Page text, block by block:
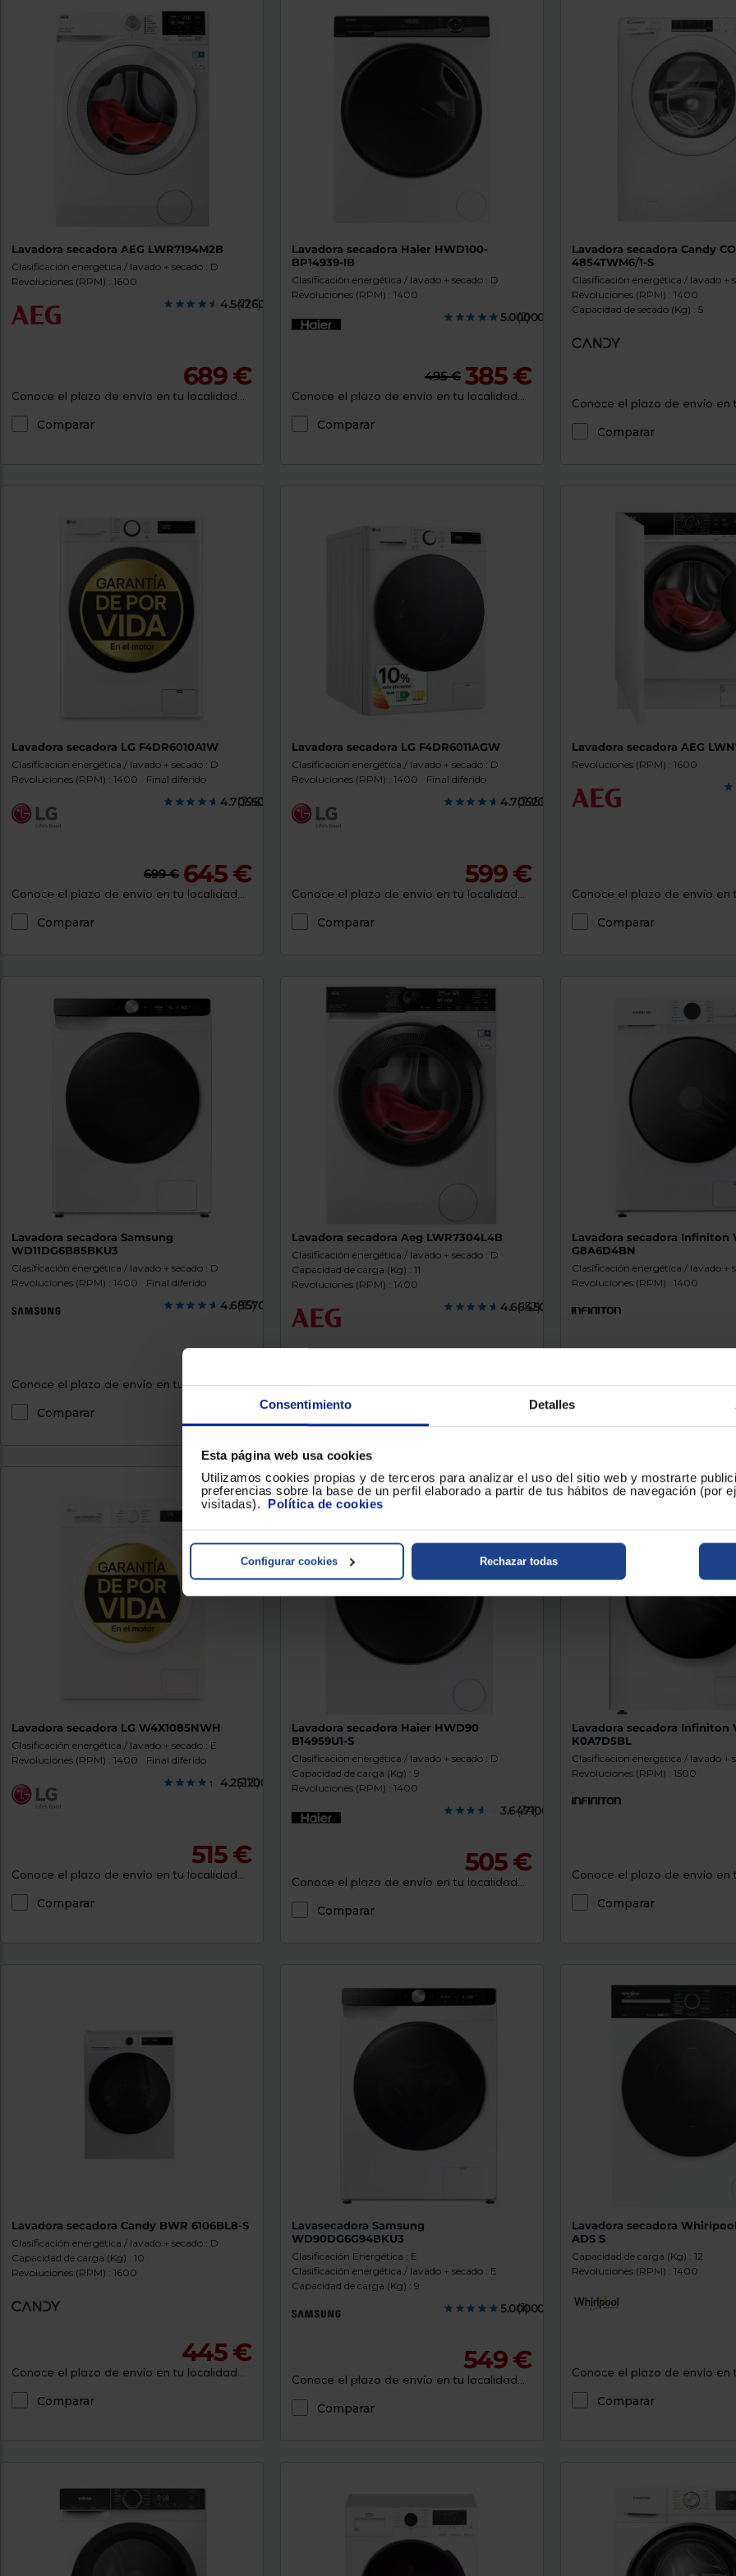
Consentimiento Detalles
Esta página web usa cookies
Utilizamos cookies propias y de terceros para analizar el uso del sitio web y mostrarte
preferencias sobre la base de un perfil elaborado a partir de tus hábitos de navegación (por
visitadas). Política de cookies
Rechazar todas
Configurar cookies
dispositivos
táctiles
gestos
arrastrar.
Lavadora secadora AEG LWR7194M2B
Clasificación energética / lavado + secado : D
Revoluciones (RPM) : 1600
4.5476000
(126)
689 €
Conoce el plazo de envío en tu localidad...
Comparar
Lavadora secadora Haier HWD100-
BP14939-IB
Clasificación energética / lavado + secado : D
Revoluciones (RPM) : 1400
5.0000000
(2)
495 € 385 €
Conoce el plazo de envío en tu localidad...
Comparar
Lavadora secadora Candy
4854TWM6/1-S
Clasificación energética / lavado +
Revoluciones (RPM) : 1400
Capacidad de secado (Kg) : 5
Conoce el plazo de envío en
Comparar
Lavadora secadora LG F4DR6010A1W
Clasificación energética / lavado + secado : D
Revoluciones (RPM) : 1400
Final diferido
4.7055000
(3963)
699 € 645 €
Conoce el plazo de envío en tu localidad...
Comparar
Lavadora secadora LG F4DR6011AGW
Clasificación energética / lavado + secado : D
Revoluciones (RPM) : 1400
Final diferido
4.7052000
(3959)
599 €
Conoce el plazo de envío en tu localidad...
Comparar
Lavadora secadora AEG
Revoluciones (RPM) : 1600
Conoce el plazo de envío en
Comparar
Lavadora secadora Samsung
WD11DG6B85BKU3
Clasificación energética / lavado + secado : D
Revoluciones (RPM) : 1400
Final diferido
4.6857000
(35)
Conoce el plazo de envío en tu localidad...
Comparar
Lavadora secadora Aeg LWR7304L4B
Clasificación energética / lavado + secado : D
Capacidad de carga (Kg) : 11
Revoluciones (RPM) : 1400
4.6645000
(152)
Conoce el plazo de envío en tu localidad...
Comparar
Lavadora secadora Infiniton
G8A6D4BN
Clasificación energética / lavado +
Revoluciones (RPM) : 1400
Conoce el plazo de envío en
Lavadora secadora LG W4X1085NWH
Clasificación energética / lavado + secado : E
Revoluciones (RPM) : 1400
Final diferido
4.2512000
(211)
515 €
Conoce el plazo de envío en tu localidad...
Comparar
Lavadora secadora Haier HWD90
B14959U1-S
Clasificación energética / lavado + secado : D
Capacidad de carga (Kg) : 9
Revoluciones (RPM) : 1400
3.6471000
(34)
505 €
Conoce el plazo de envío en tu localidad...
Comparar
Lavadora secadora Infiniton
K0A7D5BL
Clasificación energética / lavado +
Revoluciones (RPM) : 1500
Conoce el plazo de envío en
Comparar
Lavadora secadora Candy BWR 6106BL8-S
Clasificación energética / lavado + secado : D
Capacidad de carga (Kg) : 10
Revoluciones (RPM) : 1600
445 €
Conoce el plazo de envío en tu localidad...
Comparar
Lavasecadora Samsung
WD90DG6G94BKU3
Clasificación Energética : E
Clasificación energética / lavado + secado : E
Capacidad de carga (Kg) : 9
5.0000000
(1)
549 €
Conoce el plazo de envío en tu localidad...
Comparar
Lavadora secadora
ADS S
Capacidad de carga (Kg) : 12
Revoluciones (RPM) : 1400
Conoce el plazo de envío en
Comparar